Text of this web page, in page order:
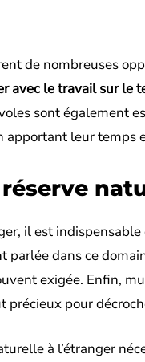
de nombreuses
avec le travail sur le
sont également
apportant leur temps
il est
dans ce
exigée. Enfin,
pour
à l’étranger